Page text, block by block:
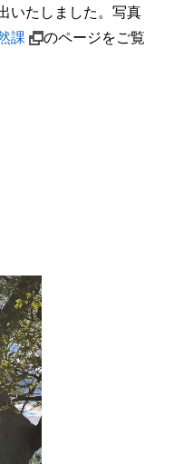
いたしました。写真
課
のページをご覧